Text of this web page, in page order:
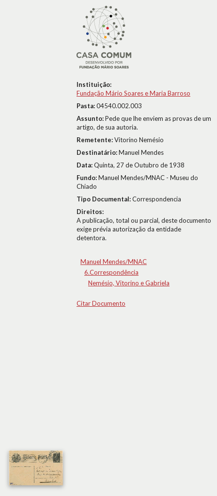
Instituição:
Fundação Mário Soares e Maria Barroso
Pasta:04540.002.003
Assunto:Pede que lhe enviem as provas de um
artigo, de sua autoria.
Remetente:Vitorino Nemésio
Destinatário:Manuel Mendes
Data:Quinta, 27 de Outubro de 1938
Fundo:Manuel Mendes/MNAC - Museu do
Chiado
Tipo Documental:Correspondencia
Direitos:
A publicação, total ou parcial, deste documento
exige prévia autorização da entidade
detentora.
Manuel Mendes/MNAC
6.Correspondência
Nemésio, Vitorino e Gabriela
Citar Documento